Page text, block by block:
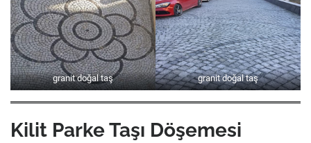
granit doğal taş granit doğal taş
Kilit Parke Taşı Döşemesi